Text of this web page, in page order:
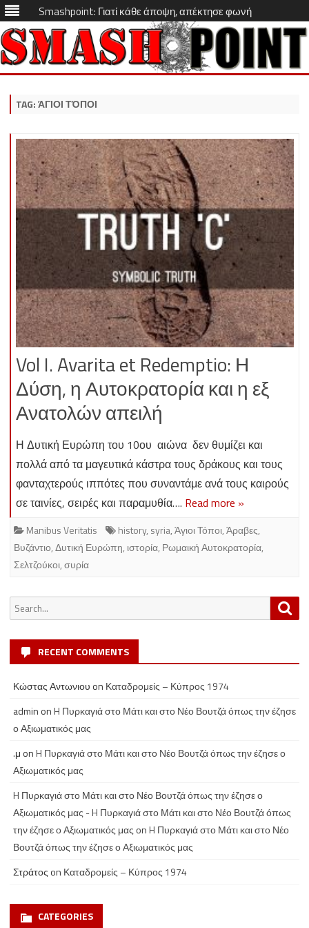
Smashpoint: Γιατί κάθε άποψη, απέκτησε φωνή
Skip
TAG:ΆΓΙΟΙ ΤΌΠΟΙ
Vol I. Avarita et Redemptio: Η
Δύση, η Αυτοκρατορία και η εξ
Ανατολών απειλή
Η Δυτική Ευρώπη του 10ου αιώνα δεν θυμίζει και
πολλά από τα μαγευτικά κάστρα τους δράκους και τους
φανταχτερούς ιππότες που συναντάμε ανά τους καιρούς
σε ταινίες, σειρές και παραμυθία…. Read more »
Manibus Veritatis history, syria,Άγιοι Τόποι,Άραβες,
Βυζάντιο,Δυτική Ευρώπη, ιστορία, Ρωμαική Αυτοκρατορία,
Σελτζούκοι,συρία
Search
for:
RECENT COMMENTS
Κώστας Αντωνιου on Καταδρομείς – Κύπρος 1974
admin onH Πυρκαγιά στο Μάτι και στο Νέο Βουτζά όπως την έζησε
ο Αξιωματικός μας
.μ onH Πυρκαγιά στο Μάτι και στο Νέο Βουτζά όπως την έζησε ο
Αξιωματικός μας
H Πυρκαγιά στο Μάτι και στο Νέο Βουτζά όπως την έζησε ο
Αξιωματικός μας - H Πυρκαγιά στο Μάτι και στο Νέο Βουτζά όπως
την έζησε ο Αξιωματικός μαςonH Πυρκαγιά στο Μάτι και στο Νέο
Βουτζά όπως την έζησε ο Αξιωματικός μας
Στράτοςon Καταδρομείς – Κύπρος 1974
CATEGORIES